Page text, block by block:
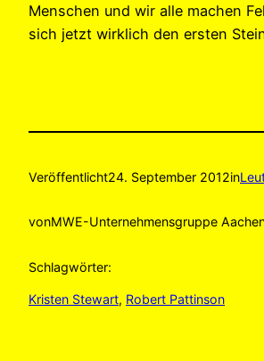
Menschen und wir alle machen
sich jetzt wirklich den ersten
Veröffentlicht24. September 2012in
vonMWE-Unternehmensgruppe
Schlagwörter:
Kristen Stewart, Robert Pattinson